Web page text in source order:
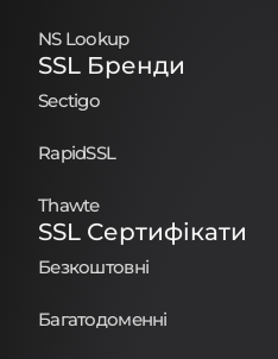
NS Lookup
SSL Бренди
Sectigo
RapidSSL
Thawte
SSL Сертифікати
Безкоштовні
Багатодоменні